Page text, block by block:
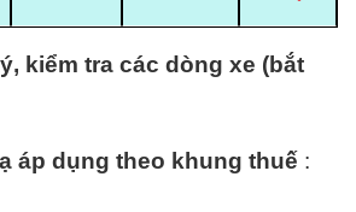
kiểm tra các dòng xe (bắt
áp dụng theo khung thuế :